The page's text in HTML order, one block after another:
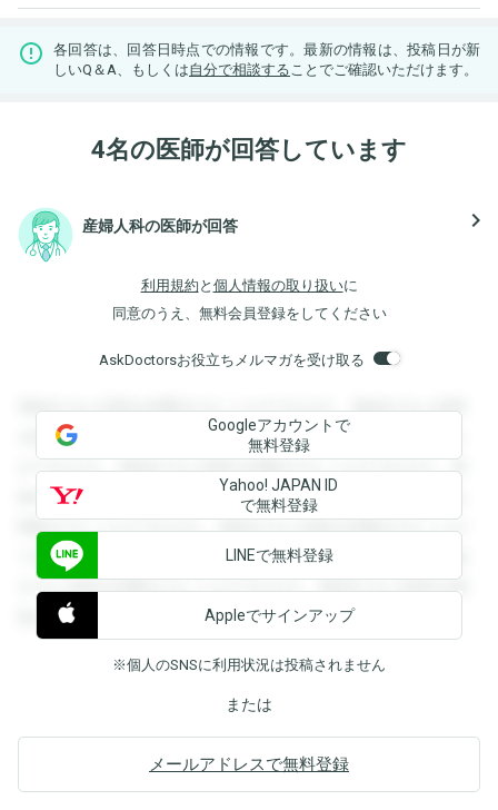
各回答は、回答日時点での情報です。最新の情報は、投稿日が新
しいQ＆A、もしくは自分で相談する ことでご確認いただけます。
4名の医師が回答しています
産婦人科の医師が回答 navigate_next
利用規約 と 個人情報の取り扱いに
同意のうえ、無料会員登録をしてください
AskDoctorsお役立ちメルマガを受け取る
登録すると回答を閲覧することができます。登録すると回答
を閲覧することができます。登録すると回答を閲覧すること
ができます。登録すると回答を閲覧することができます。登
録すると回答を閲覧することができます。登録すると回答を
閲覧することができます。登録すると回答を閲覧することが
できます。登録すると回答を閲覧することができます。登録
すると回答を閲覧することができます。登録すると回答を閲
覧することができます。
Googleアカウントで
無料登録
Yahoo! JAPAN ID
で無料登録
LINEで無料登録
Appleでサインアップ
※個人のSNSに利用状況は投稿されません
または
メールアドレスで無料登録